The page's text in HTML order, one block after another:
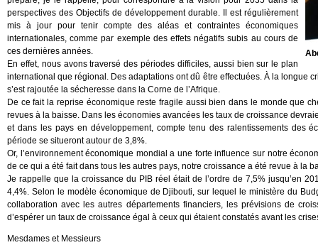
perspectives des Objectifs de développement durable. Il est régulièrement
mis à jour pour tenir compte des aléas et contraintes économiques
internationales, comme par exemple des effets négatifs subis au cours de
ces dernières années.
En effet, nous avons traversé des périodes difficiles, aussi bien sur le plan
international que régional. Des adaptations ont dû être effectuées. À la longue
s’est rajoutée la sécheresse dans la Corne de l’Afrique.
De ce fait la reprise économique reste fragile aussi bien dans le monde que
revues à la baisse. Dans les économies avancées les taux de croissance
et dans les pays en développement, compte tenu des ralentissements des
période se situeront autour de 3,8%.
Or, l’environnement économique mondial a une forte influence sur notre
de ce qui a été fait dans tous les autres pays, notre croissance a été revue à la
Je rappelle que la croissance du PIB réel était de l’ordre de 7,5% jusqu’en
4,4%. Selon le modèle économique de Djibouti, sur lequel le ministère du
collaboration avec les autres départements financiers, les prévisions de
d’espérer un taux de croissance égal à ceux qui étaient constatés avant les
Mesdames et Messieurs